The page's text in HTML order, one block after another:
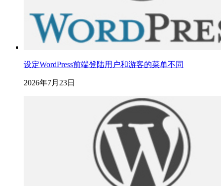
设定WordPress前端登陆用户和游客的菜单不同
2026年7月23日